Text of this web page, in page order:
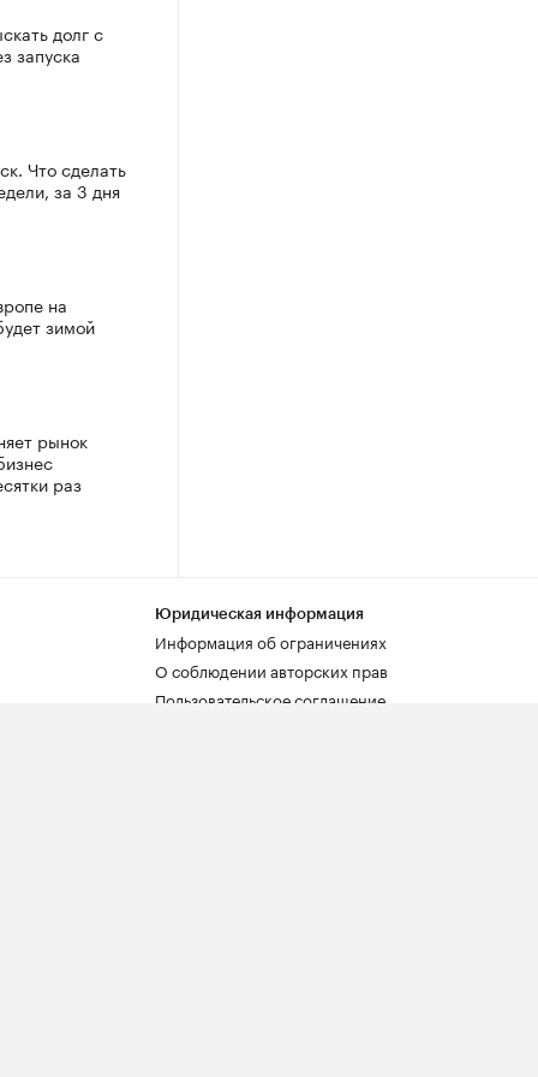
долг с
запуска
Что сделать
за 3 дня
на
зимой
рынок
раз
Юридическая информация
Информация об ограничениях
О соблюдении авторских прав
Пользовательское соглашение